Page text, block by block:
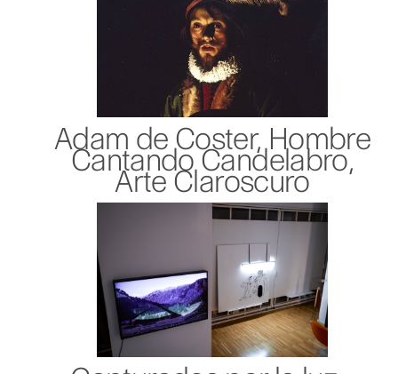
Adam de Coster, Hombre
Cantando Candelabro,
Arte Claroscuro